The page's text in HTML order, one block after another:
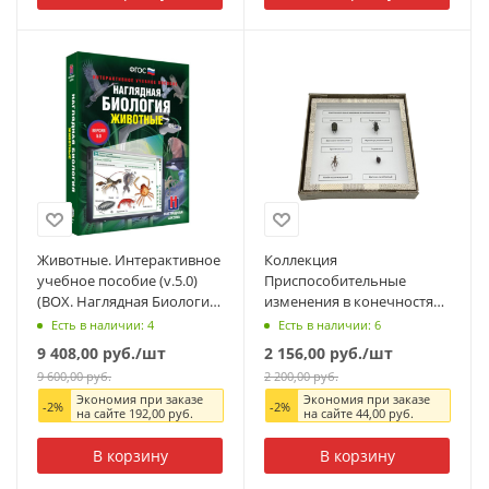
Животные. Интерактивное
учебное пособие (v.5.0)
(BOX. Наглядная Биология)
464-0008176510
Есть в наличии: 4
9 408,00 руб./шт
9 600,00руб.
-2%
Экономия при заказе
на сайте 192,00руб.
В корзину
Коллекция
Приспособительные
изменения в конечностях
насекомых
Есть в наличии: 6
2 156,00 руб./шт
2 200,00руб.
-2%
Экономия при заказе
на сайте 44,00руб.
В корзину